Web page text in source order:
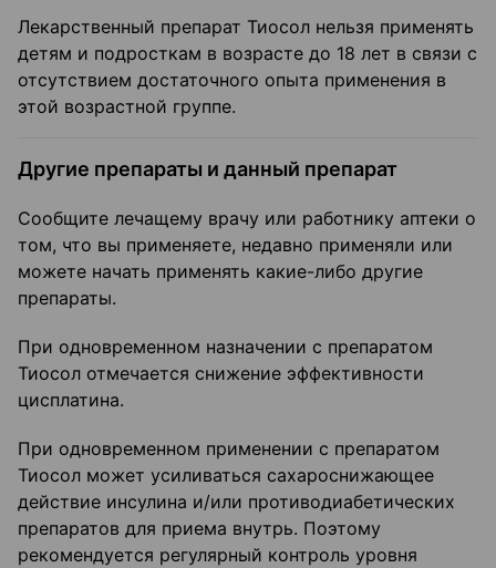
Лекарственный препарат Тиосол нельзя применять
детям и подросткам в возрасте до 18 лет в связи с
отсутствием достаточного опыта применения в
этой возрастной группе.
Другие препараты и данный препарат
Сообщите лечащему врачу или работнику аптеки о
том, что вы применяете, недавно применяли или
можете начать применять какие-либо другие
препараты.
При одновременном назначении с препаратом
Тиосол отмечается снижение эффективности
цисплатина.
При одновременном применении с препаратом
Тиосол может усиливаться сахароснижающее
действие инсулина и/или противодиабетических
препаратов для приема внутрь. Поэтому
рекомендуется регулярный контроль уровня